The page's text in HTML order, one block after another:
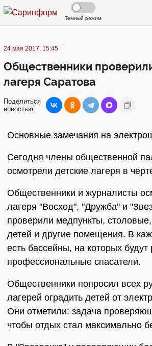
Темный режим
24 мая 2017, 15:45
Общественники
лагеря Саратова
Поделиться
новостью:
Основные замечания на
Сегодня члены общественной
осмотрели детские лагеря в
Общественники и журналисты
лагеря "Восход", "Дружба" и
проверили медпункты,
детей и другие помещения. В
есть бассейны, на которых будут
профессиональные спасатели.
Общественники попросил всех
лагерей оградить детей от
Они отметили: задача
чтобы отдых стал максимально